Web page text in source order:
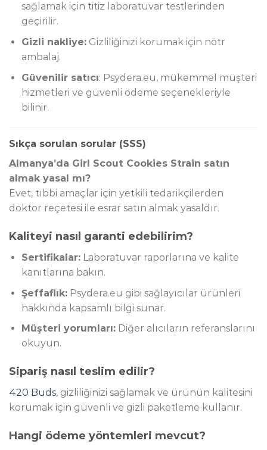
sağlamak için titiz laboratuvar testlerinden
geçirilir.
Gizli nakliye:Gizliliğinizi korumak için nötr
ambalaj.
Güvenilir satıcı: Psydera.eu, mükemmel müşteri
hizmetleri ve güvenli ödeme seçenekleriyle
bilinir.
Sıkça sorulan sorular (SSS)
Almanya’da Girl Scout Cookies Strain satın
almak yasal mı?
Evet, tıbbi amaçlar için yetkili tedarikçilerden
doktor reçetesi ile esrar satın almak yasaldır.
Kaliteyi nasıl garanti edebilirim?
Sertifikalar:Laboratuvar raporlarına ve kalite
kanıtlarına bakın.
Şeffaflık:Psydera.eu gibi sağlayıcılar ürünleri
hakkında kapsamlı bilgi sunar.
Müşteri yorumları:Diğer alıcıların referanslarını
okuyun.
Sipariş nasıl teslim edilir?
420 Buds, gizliliğinizi sağlamak ve ürünün kalitesini
korumak için güvenli ve gizli paketleme kullanır.
Hangi ödeme yöntemleri mevcut?